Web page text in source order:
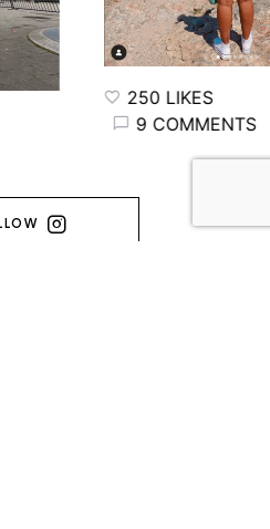
250 LIKES
9 COMMENTS